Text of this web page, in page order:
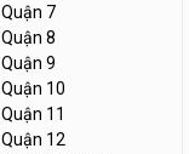
Quận 7
Quận 8
Quận 9
Quận 10
Quận 11
Quận 12